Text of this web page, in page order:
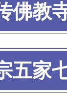
佛教
五家